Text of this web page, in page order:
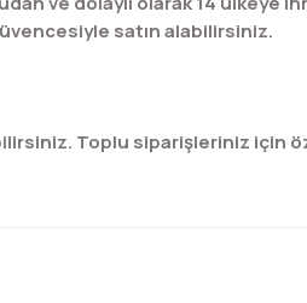
satın alabilirsiniz.
Toplu siparişleriniz